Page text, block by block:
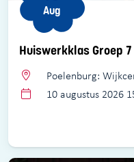
Huiswerkklas Groep
Aug
Poelenburg:
10 augustus 2026